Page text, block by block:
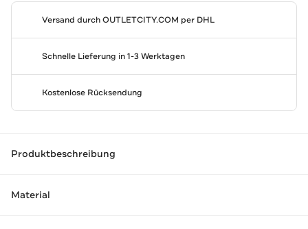
Versand durchOUTLETCITY.COM per DHL
Schnelle Lieferung in 1-3 Werktagen
Kostenlose Rücksendung
Produktbeschreibung
Material